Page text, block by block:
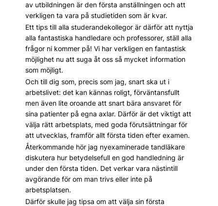
av utbildningen är den första anställningen och att
verkligen ta vara på studietiden som är kvar.
Ett tips till alla studerandekollegor är därför att nyttja
alla fantastiska handledare och professorer, ställ alla
frågor ni kommer på! Vi har verkligen en fantastisk
möjlighet nu att suga åt oss så mycket information
som möjligt.
Och till dig som, precis som jag, snart ska ut i
arbetslivet: det kan kännas roligt, förväntansfullt
men även lite oroande att snart bära ansvaret för
sina patienter på egna axlar. Därför är det viktigt att
välja rätt arbetsplats, med goda förutsättningar för
att utvecklas, framför allt första tiden efter examen.
Återkommande hör jag nyexaminerade tandläkare
diskutera hur betydelsefull en god handledning är
under den första tiden. Det verkar vara nästintill
avgörande för om man trivs eller inte på
arbetsplatsen.
Därför skulle jag tipsa om att välja sin första